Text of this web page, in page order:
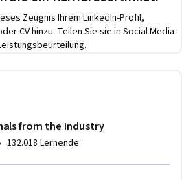
Zeugnis Ihrem LinkedIn-Profil,
CV hinzu. Teilen Sie sie in Social Media
from the Industry
132.018 Lernende